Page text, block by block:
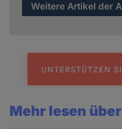
Weitere Artikel der
Mehr lesen